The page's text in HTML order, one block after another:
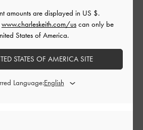
高
2025-10-19
amounts are displayed in US $.
www.charleskeith.com/us can only be
States of America.
STATES OF AMERICA SITE
Language: